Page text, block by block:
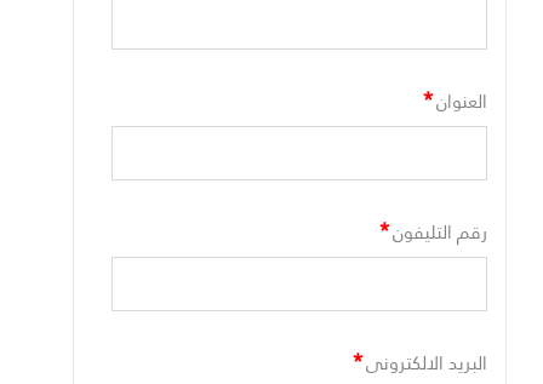
العنوان*
رقم التليفون*
البريد الالكترونى*